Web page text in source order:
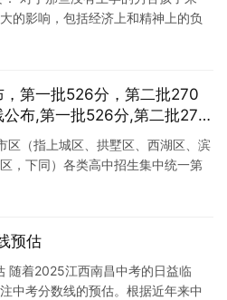
的影响，包括经济上和精神上的负
第一批526分，第二批270
布,第一批526分,第二批270
区（指上城区、拱墅区、西湖区、滨
，下同）各类高中招生集中统一第
预估
随着2025江西南昌中考的日益临
中考分数线的预估。根据近年来中